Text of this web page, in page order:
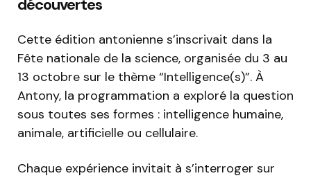
découvertes
Cette édition antonienne s’inscrivait dans la
Fête nationale de la science, organisée du 3 au
13 octobre sur le thème “Intelligence(s)”. À
Antony, la programmation a exploré la question
sous toutes ses formes : intelligence humaine,
animale, artificielle ou cellulaire.
Chaque expérience invitait à s’interroger sur